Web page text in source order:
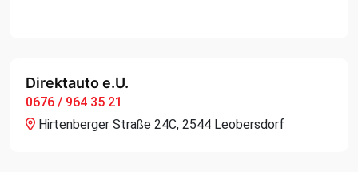
Direktauto e.U.
0676 / 964 35 21
Hirtenberger Straße 24C, 2544 Leobersdorf